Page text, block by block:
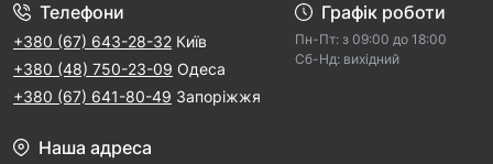
Телефони
+380 (67) 643-28-32 Київ
+380 (48) 750-23-09 Одеса
+380 (67) 641-80-49 Запоріжжя
Графік роботи
Пн-Пт: з 09:00 дo 18:00
Cб-Hд: виxідний
Наша адреса